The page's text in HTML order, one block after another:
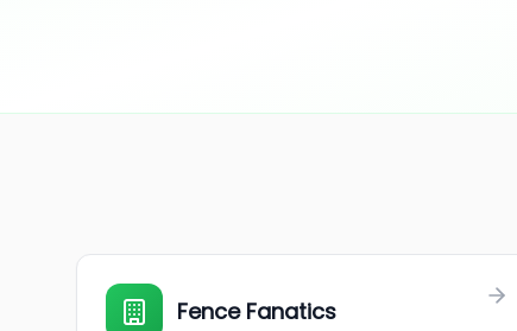
Fence Fanatics